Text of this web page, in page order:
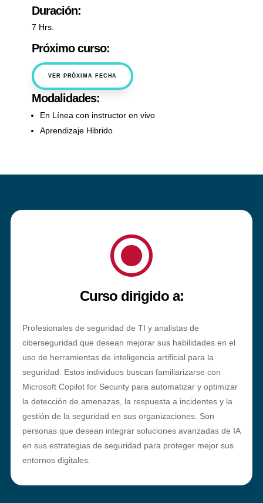
Duración:
7 Hrs.
Próximo curso:
VER PRÓXIMA FECHA
Modalidades:
En Línea con instructor en vivo
Aprendizaje Hibrido
\
Curso dirigido a:
Profesionales de seguridad de TI y analistas de
ciberseguridad que desean mejorar sus habilidades en el
uso de herramientas de inteligencia artificial para la
seguridad. Estos individuos buscan familiarizarse con
Microsoft Copilot for Security para automatizar y optimizar
la detección de amenazas, la respuesta a incidentes y la
gestión de la seguridad en sus organizaciones. Son
personas que desean integrar soluciones avanzadas de IA
en sus estrategias de seguridad para proteger mejor sus
entornos digitales.